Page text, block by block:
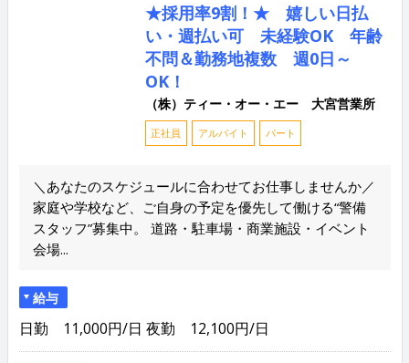
★採用率9割！★ 嬉しい日払
い・週払い可 未経験OK 年齢
不問＆勤務地複数 週0日～
OK！
（株）ティー・オー・エー 大宮営業所
正社員 アルバイト パート
＼あなたのスケジュールに合わせてお仕事しませんか／
家庭や学校など、ご自身の予定を優先して働ける“警備
スタッフ”募集中。 道路・駐車場・商業施設・イベント
会場...
給与
日勤 11,000円/日 夜勤 12,100円/日